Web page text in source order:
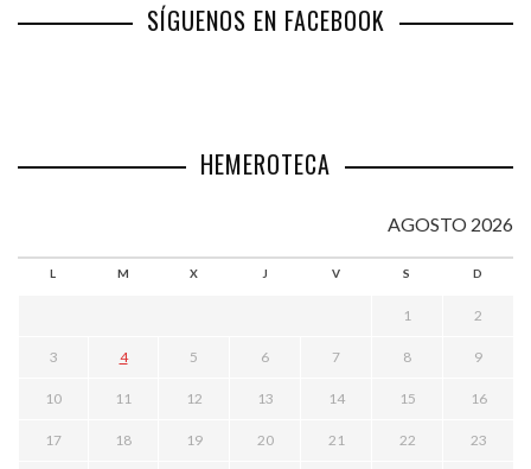
SÍGUENOS EN FACEBOOK
HEMEROTECA
AGOSTO 2026
L M X J V S D
1 2
3 4 5 6 7 8 9
10 11 12 13 14 15 16
17 18 19 20 21 22 23